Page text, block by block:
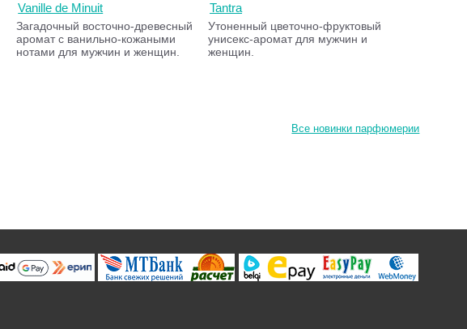
Vanille de Minuit
Загадочный восточно-древесный
аромат с ванильно-кожаными
нотами для мужчин и женщин.
Tantra
Утоненный цветочно-фруктовый
унисекс-аромат для мужчин и
женщин.
Все новинки парфюмерии